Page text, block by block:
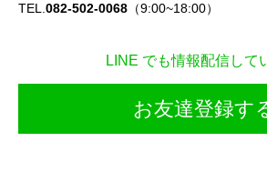
TEL. 082-502-0068 （9:00~18:00）
LINE でも情報配信して
お友達登録す